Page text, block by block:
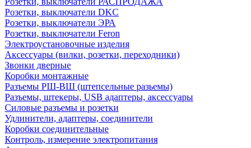
Розетки, выключатели DKC
Розетки, выключатели ЭРА
Розетки, выключатели Feron
Электроустановочные изделия
Аксессуары (вилки, розетки, переходники)
Звонки дверные
Коробки монтажные
Разъемы РШ-ВШ (штепсельные разьемы)
Разъемы, штекеры, USB адаптеры, аксессуары
Силовые разъемы и розетки
Удлинители, адаптеры, соединители
Коробки соединительные
Контроль, измерение электропитания